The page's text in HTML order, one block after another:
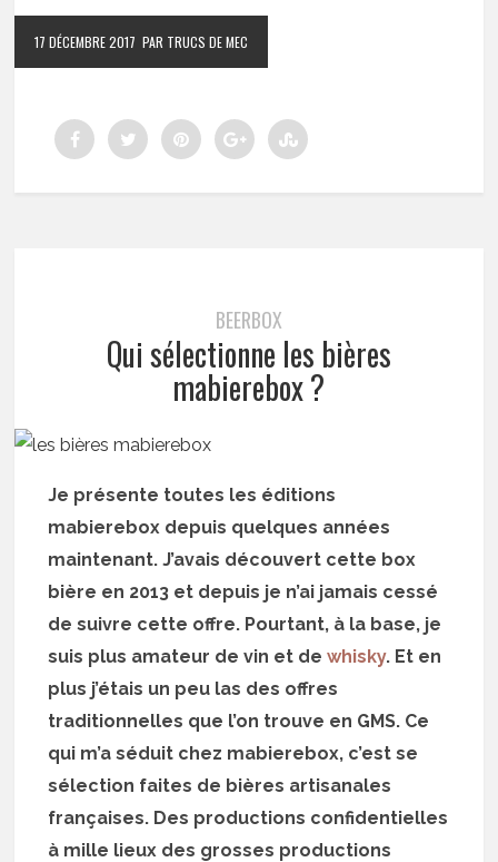
17 DÉCEMBRE 2017 PAR TRUCS DE MEC
BEERBOX
Qui sélectionne les bières
mabierebox ?
Je présente toutes les éditions
mabierebox depuis quelques années
maintenant. J’avais découvert cette box
bière en 2013 et depuis je n’ai jamais cessé
de suivre cette offre. Pourtant, à la base, je
suis plus amateur de vin et dewhisky. Et en
plus j’étais un peu las des offres
traditionnelles que l’on trouve en GMS. Ce
qui m’a séduit chez mabierebox, c’est se
sélection faites de bières artisanales
françaises. Des productions confidentielles
à mille lieux des grosses productions